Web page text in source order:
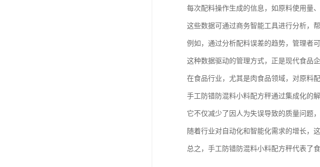
每次配料操作生成的信息，如原料使用量
这些数据可通过商务智能工具进行分析，
例如，通过分析配料误差的趋势，管理者
这种数据驱动的管理方式，正是现代食品
在食品行业，尤其是肉食品领域，对原料
手工防错防混料小料配方秤通过集成化的
它不仅减少了因人为失误导致的质量问题
随着行业对自动化和智能化需求的增长，
总之，手工防错防混料小料配方秤代表了